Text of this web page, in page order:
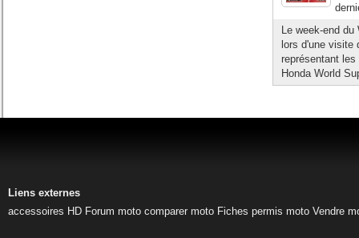
Le week-end
lors d'une visite
représentant
Honda World
Liens externes
accessoires HD Forum moto comparer moto Fiches permis moto Vendre